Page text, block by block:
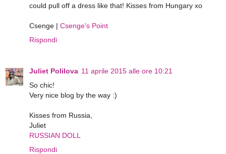
could pull off a dress like that! Kisses from Hungary xo
Csenge | Csenge's Point
Rispondi
Juliet Polilova 11 aprile 2015 alle ore 10:21
So chic!
Very nice blog by the way :)
Kisses from Russia,
Juliet
RUSSIAN DOLL
Rispondi